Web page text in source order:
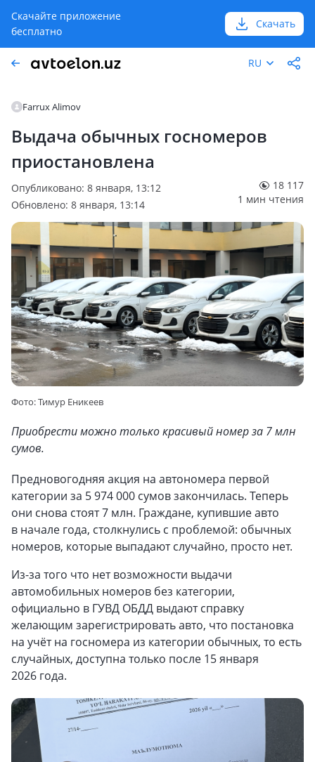
Скачайте приложение
бесплатно
Скачать
RU
Farrux Alimov
Выдача обычных госномеров
приостановлена
Опубликовано: 8 января, 13:12
Обновлено: 8 января, 13:14
18 117
1 мин чтения
Фото: Тимур Еникеев
Приобрести можно только красивый номер за 7 млн
сумов.
Предновогодняя акция на автономера первой
категории за 5 974 000 сумов закончилась. Теперь
они снова стоят 7 млн. Граждане, купившие авто
в начале года, столкнулись с проблемой: обычных
номеров, которые выпадают случайно, просто нет.
Из-за того что нет возможности выдачи
автомобильных номеров без категории,
официально в ГУВД ОБДД выдают справку
желающим зарегистрировать авто, что постановка
на учёт на госномера из категории обычных, то есть
случайных, доступна только после 15 января
2026 года.